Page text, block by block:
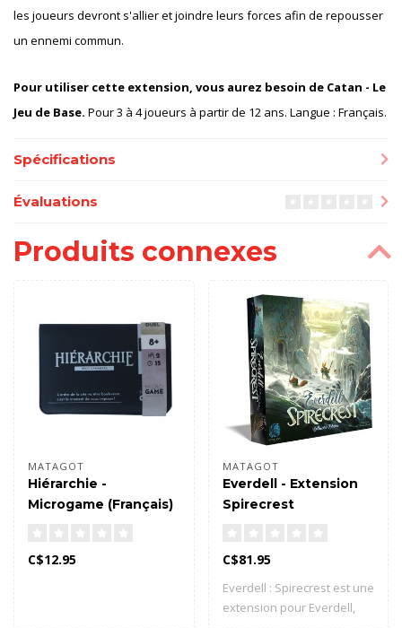
les joueurs devront s'allier et joindre leurs forces afin de repousser
un ennemi commun.
Pour utiliser cette extension, vous aurez besoin de Catan - Le
Jeu de Base. Pour 3 à 4 joueurs à partir de 12 ans. Langue : Français.
Spécifications
Évaluations
Produits connexes
MATAGOT
Hiérarchie -
Microgame (Français)
C$12.95
MATAGOT
Everdell - Extension
Spirecrest
C$81.95
Everdell : Spirecrest est une
extension pour Everdell,